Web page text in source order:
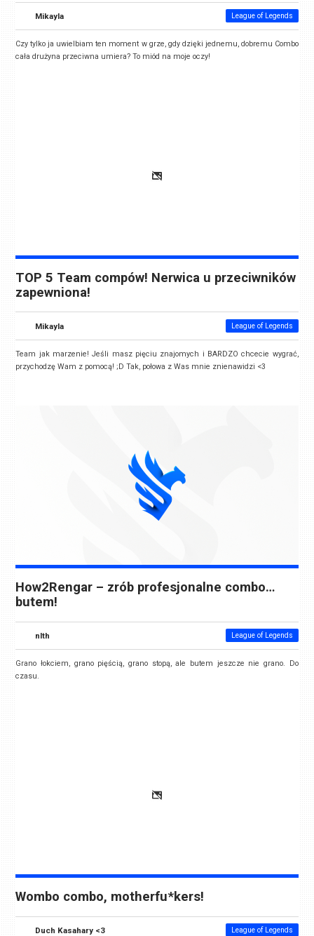
Mikayla League of Legends
Czy tylko ja uwielbiam ten moment w grze, gdy dzięki jednemu, dobremu Combo
cała drużyna przeciwna umiera? To miód na moje oczy!
TOP 5 Team compów! Nerwica u przeciwników
zapewniona!
Mikayla League of Legends
Team jak marzenie! Jeśli masz pięciu znajomych i BARDZO chcecie wygrać,
przychodzę Wam z pomocą! ;D Tak, połowa z Was mnie znienawidzi <3
How2Rengar – zrób profesjonalne combo…
butem!
nlth League of Legends
Grano łokciem, grano pięścią, grano stopą, ale butem jeszcze nie grano. Do
czasu.
Wombo combo, motherfu*kers!
Duch Kasahary <3 League of Legends